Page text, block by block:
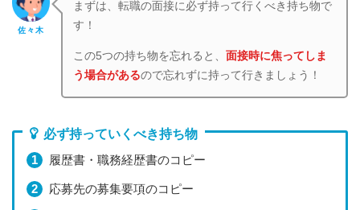
佐々木
まずは、転職の面接に必ず持って行くべき持ち物で
す！
この5つの持ち物を忘れると、 面接時に焦ってしま
う場合があるので忘れずに持って行きましょう！
必ず持っていくべき持ち物
履歴書・職務経歴書のコピー
応募先の募集要項のコピー